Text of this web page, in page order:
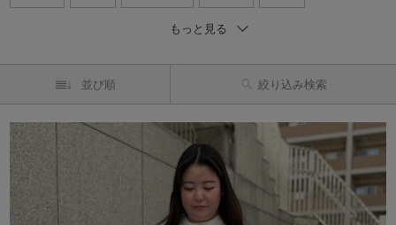
再入荷アイテム
ビッグシルエット Tシャツ デニム ワンピース シャツコーデ
もっと見る
並び順 絞り込み検索